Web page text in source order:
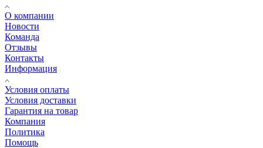
О компании
Новости
Команда
Отзывы
Контакты
Информация
Условия оплаты
Условия доставки
Гарантия на товар
Компания
Политика
Помощь